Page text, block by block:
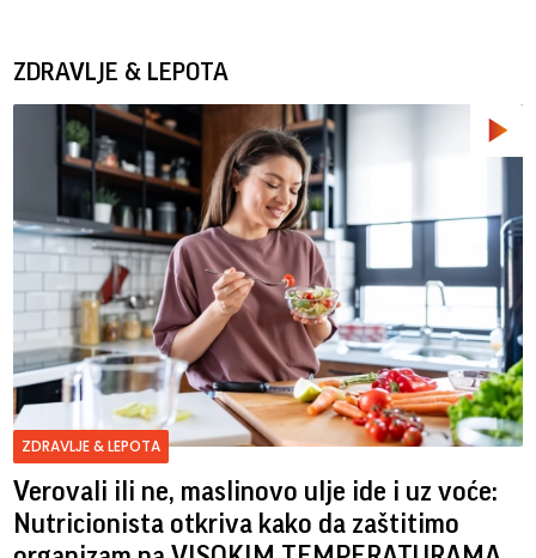
ZDRAVLJE & LEPOTA
ZDRAVLJE & LEPOTA
Verovali ili ne, maslinovo ulje ide i uz voće:
Nutricionista otkriva kako da zaštitimo